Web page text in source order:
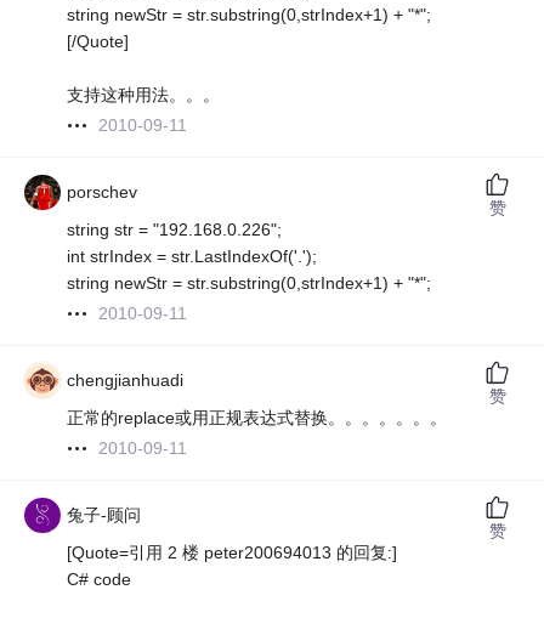
string newStr = str.substring(0,strIndex+1) + "*";
[/Quote]
支持这种用法。。。
2010-09-11
porschev
string str = "192.168.0.226";
int strIndex = str.LastIndexOf('.');
string newStr = str.substring(0,strIndex+1) + "*";
2010-09-11
赞
chengjianhuadi
正常的replace或用正规表达式替换。。。。。。。
2010-09-11
赞
兔子-顾问
[Quote=引用 2 楼 peter200694013 的回复:]
C# code
赞